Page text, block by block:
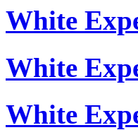
White
White
White